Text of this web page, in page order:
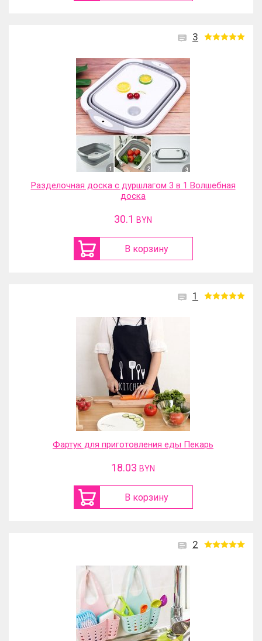
3
Разделочная доска с дуршлагом 3 в 1 Волшебная
доска
30.1 BYN
В корзину
1
Фартук для приготовления еды Пекарь
18.03 BYN
В корзину
2